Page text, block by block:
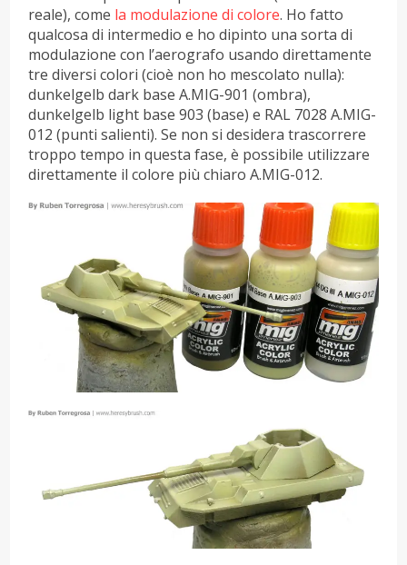
reale), come la modulazione di colore. Ho fatto
qualcosa di intermedio e ho dipinto una sorta di
modulazione con l’aerografo usando direttamente
tre diversi colori (cioè non ho mescolato nulla):
dunkelgelb dark base A.MIG-901 (ombra),
dunkelgelb light base 903 (base) e RAL 7028 A.MIG-
012 (punti salienti). Se non si desidera trascorrere
troppo tempo in questa fase, è possibile utilizzare
direttamente il colore più chiaro A.MIG-012.